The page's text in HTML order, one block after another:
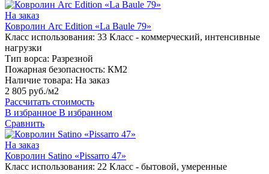
На заказ
Ковролин Arc Edition «La Baule 79»
Класс использования: 33 Класс - коммерческий, интенсивные
нагрузки
Тип ворса: Разрезной
Пожарная безопасность: КМ2
Наличие товара: На заказ
2 805 руб./м2
Рассчитать стоимость
В избранное В избранном
Сравнить
На заказ
Ковролин Satino «Pissarro 47»
Класс использования: 22 Класс - бытовой, умеренные